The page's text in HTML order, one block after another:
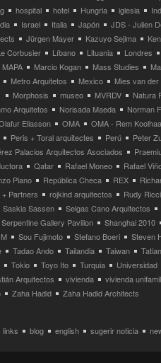
hospital hotel Hungria iglesia
Israel Italia Japón JDS - Julien
Jürgen Mayer Kazuyo Sejima
Corbusier Líbano Lituania Londres
MAPA Marcio Kogan Mass Studies
Metro Arquitetos Mexico Mies van der
Morphosis museo MVRDV Natura
Arquitetos Norisada Maeda Norman
Eliasson OMA OMA - Rem
Peris + Toral arquitectes Perú Peter
Palacios Arquitectos Asociados
Qatar Rafael Moneo Rafael
Piano República Checa REX
Partners
rojkind arquitectos Rudy
Saskia Sassen Selgas Cano Arquitectos
Serpentine Gallery Pavilion Shanghai 2010
Sou Fujimoto Stefano Boeri Steven
Tadao Ando Tailandia Taiwan
Tokio Toyo Ito Turquia Universidad
Arquitectos vivienda vivienda
Zaha Hadid Zaha Hadid Architects
links blog english sugerir noticia